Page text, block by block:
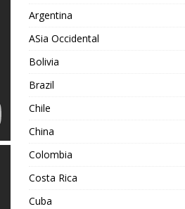
Argentina
ASia Occidental
Bolivia
Brazil
Chile
China
Colombia
Costa Rica
Cuba